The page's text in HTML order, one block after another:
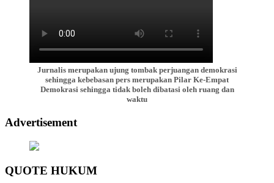
Jurnalis merupakan ujung tombak perjuangan demokrasi
sehingga kebebasan pers merupakan Pilar Ke-Empat
Demokrasi sehingga tidak boleh dibatasi oleh ruang dan
waktu
Advertisement
QUOTE HUKUM